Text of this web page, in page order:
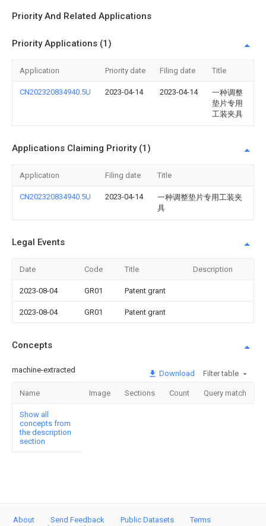
Priority And Related Applications
Priority Applications (1)
Application Priority date Filing date Title
CN202320834940.5U 2023-04-14 2023-04-14
一种调整
垫片专用
工装夹具
Applications Claiming Priority (1)
Application Filing date Title
CN202320834940.5U 2023-04-14
一种调整垫片专用工装夹
具
Legal Events
Date Code Title Description
2023-08-04 GR01 Patent grant
2023-08-04 GR01 Patent grant
Concepts
machine-extracted Download Filter table
Name Image Sections Count Query match
Show all
concepts from
the description
section
About Send Feedback Public Datasets
Terms